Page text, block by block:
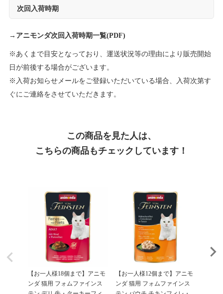
次回入荷時期
→ アニモンダ次回入荷時期一覧(PDF)
※あくまで目安となっており、運送状況等の理由により販売開始
日が前後する場合がございます。
※入荷お知らせメールをご登録いただいている場合、入荷次第す
ぐにご連絡をさせていただきます。
この商品を見た人は、
こちらの商品もチェックしています！
【お一人様18個まで】アニモ
ンダ 猫用 フォムファインス
【お一人様12個まで】アニモ
ンダ 猫用 フォムファインス